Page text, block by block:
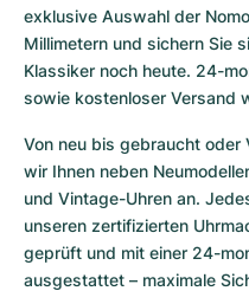
exklusive Auswahl der
Millimetern und sichern Sie
Klassiker noch heute. 24-
sowie kostenloser Versand
Von neu bis gebraucht oder
wir Ihnen neben
und Vintage-Uhren an.
unseren zertifizierten
geprüft und mit einer 24-
ausgestattet – maximale